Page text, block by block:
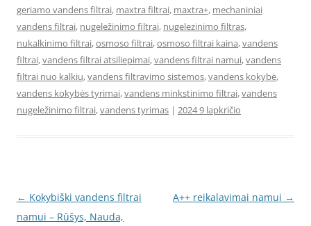
geriamo vandens filtrai, maxtra filtrai, maxtra+, mechaniniai
vandens filtrai, nugeležinimo filtrai, nugelezinimo filtras,
nukalkinimo filtrai,osmoso filtrai,osmoso filtrai kaina,vandens
filtrai,vandens filtrai atsiliepimai,vandens filtrai namui,vandens
filtrai nuo kalkiu,vandens filtravimo sistemos,vandens kokybė,
vandens kokybės tyrimai,vandens minkstinimo filtrai,vandens
nugeležinimo filtrai,vandens tyrimas | 2024 9 lapkričio
Įrašo
navigacija
← Kokybiški vandens filtrai
namui – Rūšys, Nauda,
A++ reikalavimai namui →